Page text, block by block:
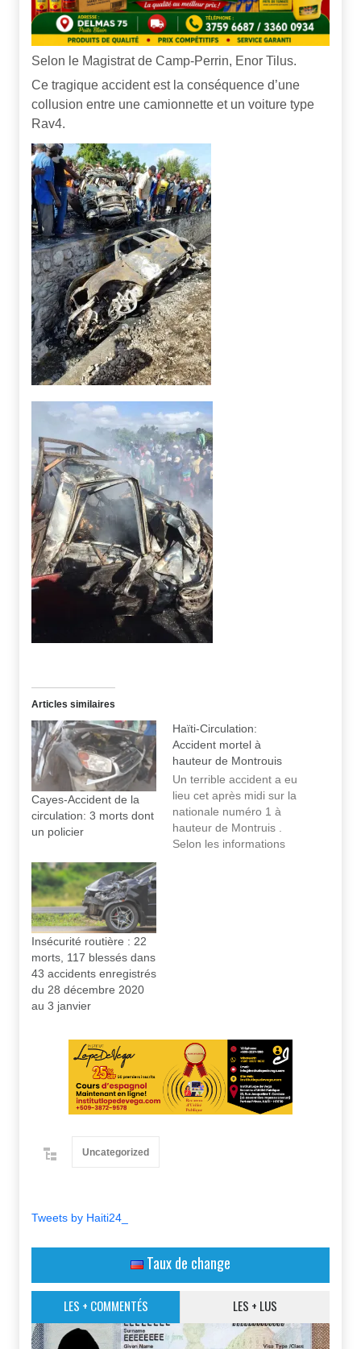
Selon le Magistrat de Camp-Perrin, Enor Tilus.
Ce tragique accident est la conséquence d’une
collusion entre une camionnette et un voiture type
Rav4.
Articles similaires
Cayes-Accident de la
circulation: 3 morts dont
un policier
Haïti-Circulation:
Accident mortel à
hauteur de Montrouis
Un terrible accident a eu
lieu cet après midi sur la
nationale numéro 1 à
hauteur de Montruis .
Selon les informations
Insécurité routière : 22
morts, 117 blessés dans
43 accidents enregistrés
du 28 décembre 2020
au 3 janvier
Uncategorized
Tweets by Haiti24_
Taux de change
LES + COMMENTÉS LES + LUS